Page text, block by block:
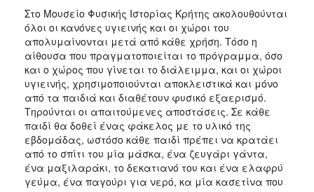
ΔΗΜΟΣ
ΠΟΛΙΤΙΣΜΟΣ
ΑΝΘΕΚΤΙΚΗ
ΠΟΛΗ
Στο Μουσείο Φυσικής Ιστορίας Κρήτης ακολουθούνται
όλοι οι κανόνες υγιεινής και οι χώροι του
απολυμαίνονται μετά από κάθε χρήση. Τόσο η
αίθουσα που πραγματοποιείται το πρόγραμμα, όσο
και ο χώρος που γίνεται το διάλειμμα, και οι χώροι
υγιεινής, χρησιμοποιούνται αποκλειστικά και μόνο
από τα παιδιά και διαθέτουν φυσικό εξαερισμό.
Τηρούνται οι απαιτούμενες αποστάσεις. Σε κάθε
παιδί θα δοθεί ένας φάκελος με το υλικό της
εβδομάδας, ωστόσο κάθε παιδί πρέπει να κρατάει
από το σπίτι του μία μάσκα, ένα ζευγάρι γάντα,
ένα μαξιλαράκι, το δεκατιανό του και ένα ελαφρύ
γεύμα, ένα παγούρι για νερό, κα μία κασετίνα που